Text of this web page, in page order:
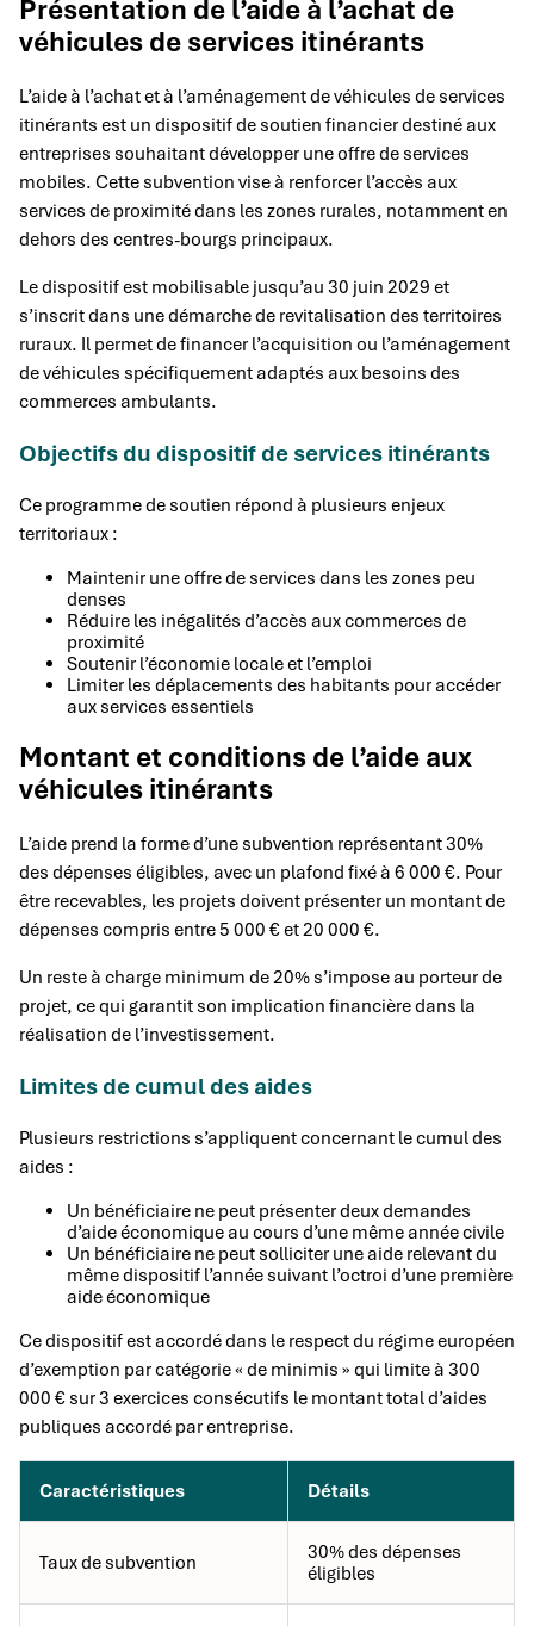
Présentation de l’aide à l’achat de
véhicules de services itinérants
L’aide à l’achat et à l’aménagement de véhicules de services
itinérants est un dispositif de soutien financier destiné aux
entreprises souhaitant développer une offre de services
mobiles. Cette subvention vise à renforcer l’accès aux
services de proximité dans les zones rurales, notamment en
dehors des centres-bourgs principaux.
Le dispositif est mobilisable jusqu’au 30 juin 2029 et
s’inscrit dans une démarche de revitalisation des territoires
ruraux. Il permet de financer l’acquisition ou l’aménagement
de véhicules spécifiquement adaptés aux besoins des
commerces ambulants.
Objectifs du dispositif de services itinérants
Ce programme de soutien répond à plusieurs enjeux
territoriaux :
Maintenir une offre de services dans les zones peu
denses
Réduire les inégalités d’accès aux commerces de
proximité
Soutenir l’économie locale et l’emploi
Limiter les déplacements des habitants pour accéder
aux services essentiels
Montant et conditions de l’aide aux
véhicules itinérants
L’aide prend la forme d’une subvention représentant 30%
des dépenses éligibles, avec un plafond fixé à 6 000 €. Pour
être recevables, les projets doivent présenter un montant de
dépenses compris entre 5 000 € et 20 000 €.
Un reste à charge minimum de 20% s’impose au porteur de
projet, ce qui garantit son implication financière dans la
réalisation de l’investissement.
Limites de cumul des aides
Plusieurs restrictions s’appliquent concernant le cumul des
aides :
Un bénéficiaire ne peut présenter deux demandes
d’aide économique au cours d’une même année civile
Un bénéficiaire ne peut solliciter une aide relevant du
même dispositif l’année suivant l’octroi d’une première
aide économique
Ce dispositif est accordé dans le respect du régime européen
d’exemption par catégorie « de minimis » qui limite à 300
000 € sur 3 exercices consécutifs le montant total d’aides
publiques accordé par entreprise.
Caractéristiques Détails
Taux de subvention
30% des dépenses
éligibles